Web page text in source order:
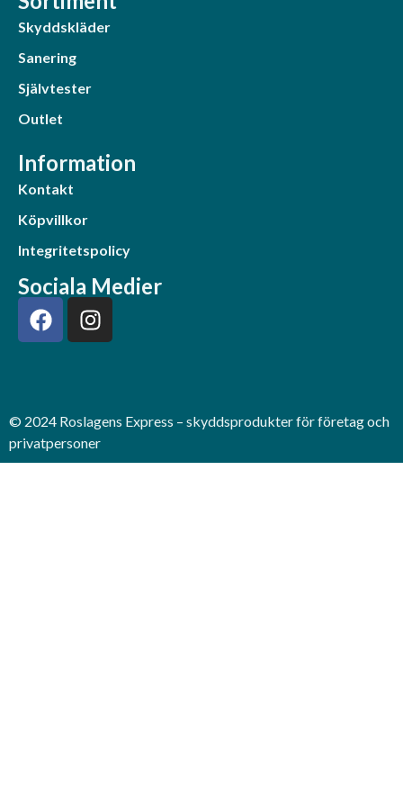
Skyddskläder
Sanering
Självtester
Outlet
Information
Kontakt
Köpvillkor
Integritetspolicy
Sociala Medier
© 2024 Roslagens Express – skyddsprodukter för företag och
privatpersoner